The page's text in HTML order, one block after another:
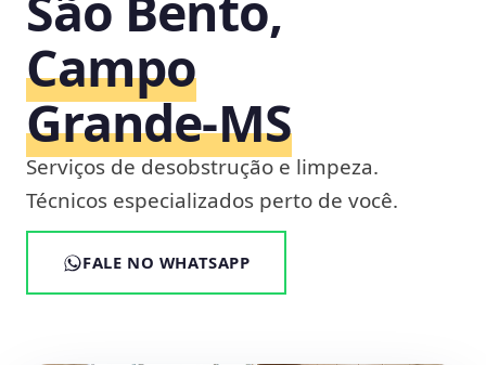
Campo
Grande‑MS
Serviços de desobstrução e limpeza.
Técnicos especializados perto de você.
FALE NO WHATSAPP